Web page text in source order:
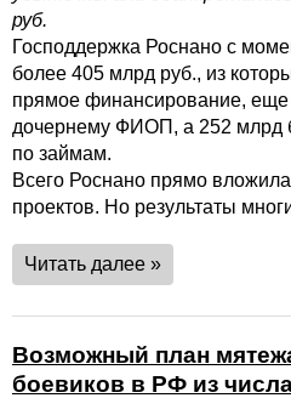
руб.
Господдержка Роснано с
более 405 млрд руб., из
прямое финансирование,
дочернему ФИОП, а 252 млрд
по займам.
Всего Роснано прямо
проектов. Но результаты
Читать далее »
Возможный план
боевиков в РФ из